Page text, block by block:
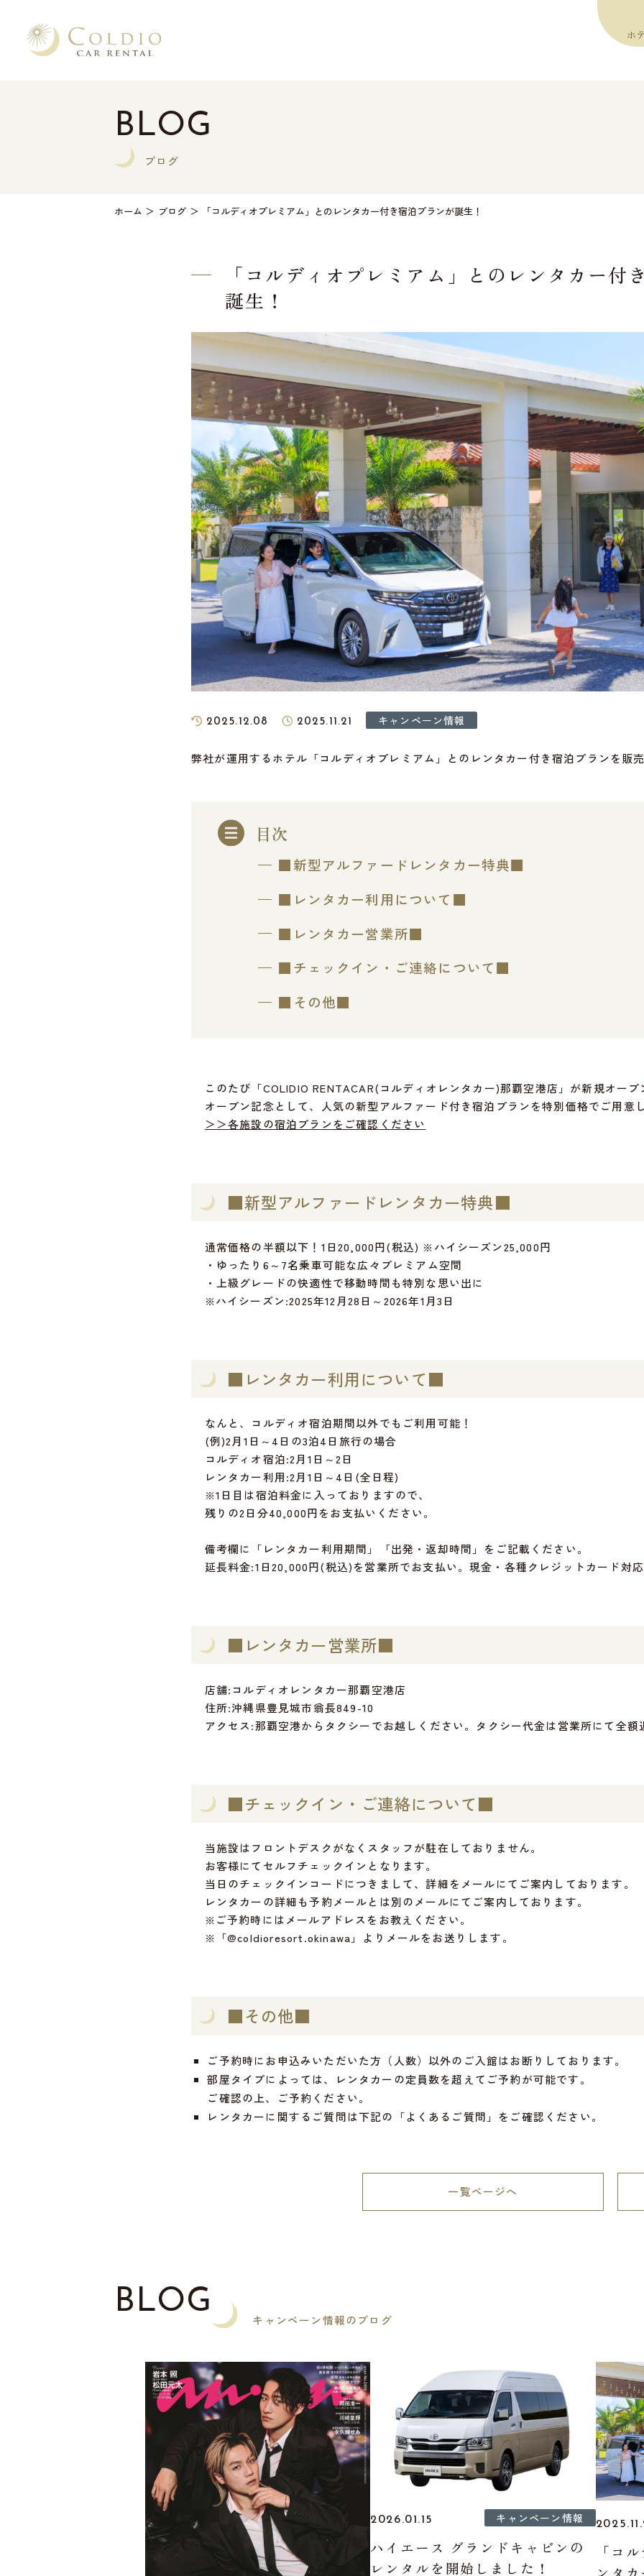
ホ
BLOG
ブログ
ホーム ブログ 「コルディオプレミアム」とのレンタカー付き宿泊プランが誕生！
「コルディオプレミアム」とのレンタカー付
誕生！
2025.12.08 2025.11.21 キャンペーン情報
弊社が運用するホテル「コルディオプレミアム」とのレンタカー付き宿泊プランを販
目次
■新型アルファードレンタカー特典■
■レンタカー利用について■
■レンタカー営業所■
■チェックイン・ご連絡について■
■その他■
このたび「COLIDIO RENTACAR(コルディオレンタカー)那覇空港店」が新規オー
オープン記念として、人気の新型アルファード付き宿泊プランを特別価格でご用意
＞＞各施設の宿泊プランをご確認ください
■新型アルファードレンタカー特典■
通常価格の半額以下！1日20,000円(税込) ※ハイシーズン25,000円
・ゆったり6～7名乗車可能な広々プレミアム空間
・上級グレードの快適性で移動時間も特別な思い出に
※ハイシーズン:2025年12月28日～2026年1月3日
■レンタカー利用について■
なんと、コルディオ宿泊期間以外でもご利用可能！
(例)2月1日～4日の3泊4日旅行の場合
コルディオ宿泊:2月1日～2日
レンタカー利用:2月1日～4日(全日程)
※1日目は宿泊料金に入っておりますので、
残りの2日分40,000円をお支払いください。
備考欄に「レンタカー利用期間」「出発・返却時間」をご記載ください。
延長料金:1日20,000円(税込)を営業所でお支払い。現金・各種クレジットカード対
■レンタカー営業所■
店舗:コルディオレンタカー那覇空港店
住所:沖縄県豊見城市翁長849-10
アクセス:那覇空港からタクシーでお越しください。タクシー代金は営業所にて全額
■チェックイン・ご連絡について■
当施設はフロントデスクがなくスタッフが駐在しておりません。
お客様にてセルフチェックインとなります。
当日のチェックインコードにつきまして、詳細をメールにてご案内しております。
レンタカーの詳細も予約メールとは別のメールにてご案内しております。
※ご予約時にはメールアドレスをお教えください。
※「@coldioresort.okinawa」よりメールをお送りします。
■その他■
ご予約時にお申込みいただいた方（人数）以外のご入館はお断りしております。
部屋タイプによっては、レンタカーの定員数を超えてご予約が可能です。
ご確認の上、ご予約ください。
レンタカーに関するご質問は下記の「よくあるご質問」をご確認ください。
一覧ページへ
BLOG
キャンペーン情報のブログ
2026.01.15 キャンペーン情報
ハイエース グランドキャビンの
レンタルを開始しました！
「コ